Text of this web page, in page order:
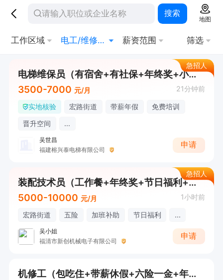
搜索
地图
工作区域 电工/维修工/机修 薪资范围 筛选
急招人
电梯维保员（有宿舍+有社保+年终奖+小白免费培训）
3500-7000 元/月 21分钟前
实地核验 宏路街道 带薪年假
免费培训
晋升空间
...
吴世昌
福建榕兴泰电梯有限公司
申请
急招人
装配技术员（工作餐+年终奖+节日福利+有加班费）
5000-10000 元/月 1小时前
宏路街道 五险 加班补助 节日福利 ...
吴小姐
福清市新创机械电子有限公司
申请
机修工（包吃住+带薪休假+六险一金+年终奖等）